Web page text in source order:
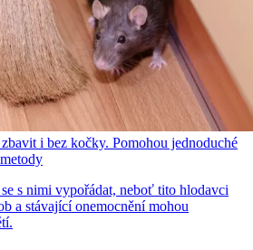
i bez kočky. Pomohou jednoduché
s nimi vypořádat, neboť tito hlodavci
a stávající onemocnění mohou